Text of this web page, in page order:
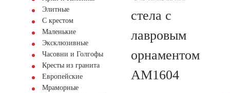
Элитные
С крестом
Маленькие
Эксклюзивные
Часовни и Голгофы
Кресты из гранита
Европейские
Мраморные
стела с
лавровым
орнаментом
AM1604